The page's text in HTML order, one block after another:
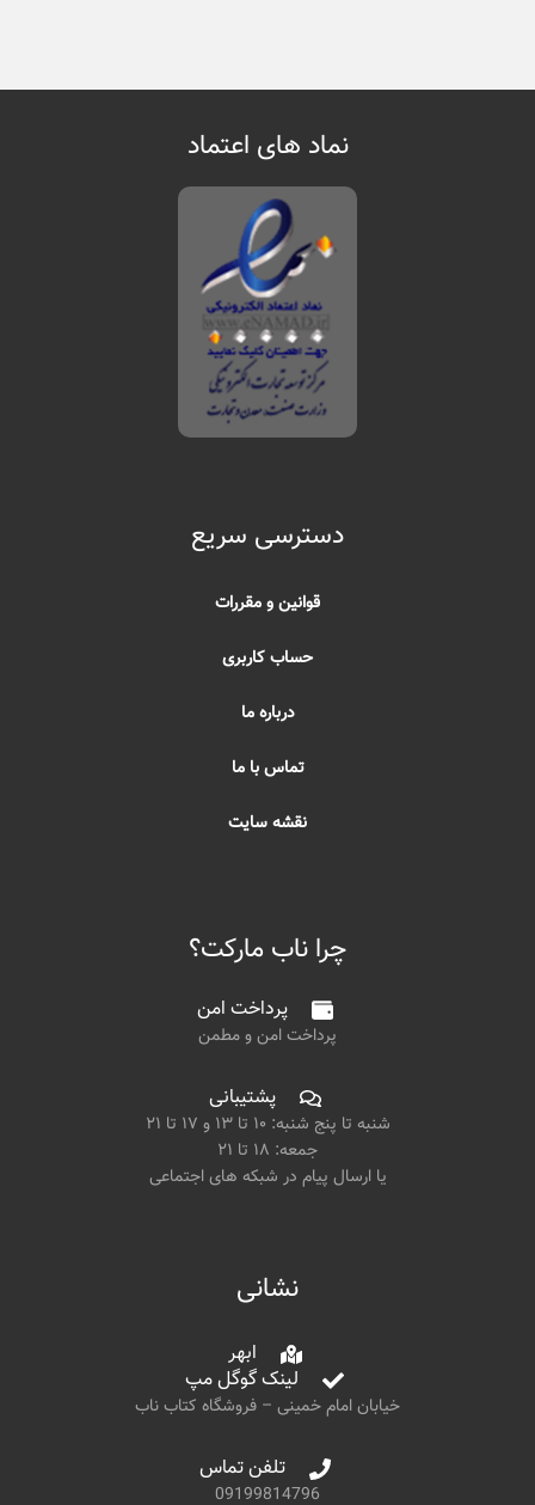
نماد های اعتماد
دسترسی سریع
قوانین و مقررات
حساب کاربری
درباره ما
تماس با ما
نقشه سایت
چرا ناب مارکت؟
پرداخت امن
پرداخت امن و مطمن
پشتیبانی
شنبه تا پنج شنبه: ۱۰ تا ۱۳ و ۱۷ تا ۲۱
جمعه: ۱۸ تا ۲۱
یا ارسال پیام در شبکه های اجتماعی
نشانی
ابهر
لینک گوگل مپ
خیابان امام خمینی – فروشگاه کتاب ناب
تلفن تماس
09199814796